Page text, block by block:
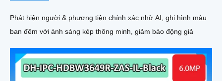
Phát hiện người & phương tiện chính xác nhờ AI, ghi hình màu
ban đêm với ánh sáng kép thông minh, giảm báo động giả